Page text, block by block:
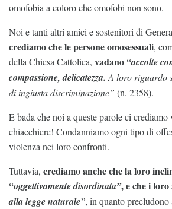
omofobia a coloro che omofobi non sono.
Noi e tanti altri amici e sostenitori di
crediamo chele persone omosessuali,
della Chiesa Cattolica, vadano “accolte
compassione, delicatezza.A loro riguardo
di ingiusta discriminazione” (n. 2358).
E bada che noi a queste parole ci crediamo
chiacchiere! Condanniamo ogni tipo di
violenza nei loro confronti.
Tuttavia, crediamo anche chela loro
“oggettivamente disordinata”, e che i
alla legge naturale”, in quanto